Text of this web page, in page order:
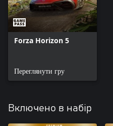
Forza Horizon 5
Переглянути гру
Включено в набір